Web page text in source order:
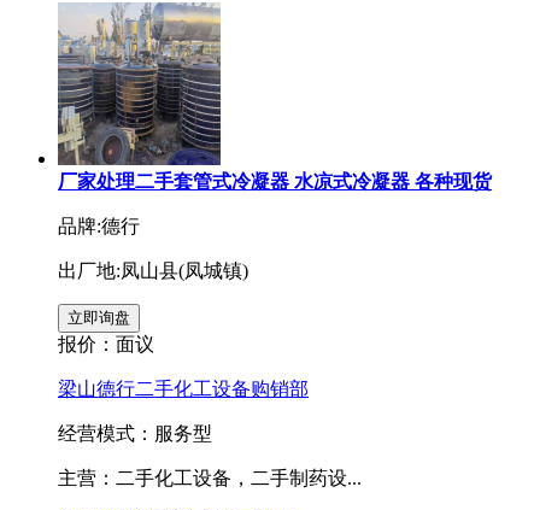
厂家处理二手套管式冷凝器 水凉式冷凝器 各种现货
品牌:德行
出厂地:凤山县(凤城镇)
报价： 面议
梁山德行二手化工设备购销部
经营模式：服务型
主营：二手化工设备，二手制药设...